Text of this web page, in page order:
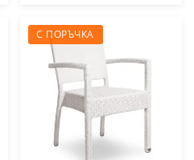
С ПОРЪЧКА